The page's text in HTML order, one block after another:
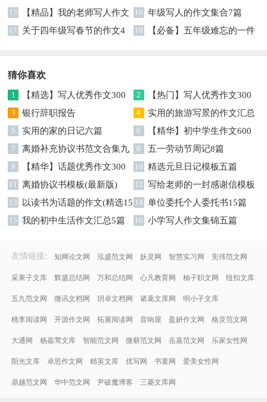
15
【精品】我的老师写人作文
集合5篇
16 年级写人的作文集合7篇
17
关于四年级写春节的作文4
18
【必备】五年级难忘的一件
猜你喜欢
1
【精选】写人优秀作文300
字集锦八篇
2
【热门】写人优秀作文300
字汇总8篇
3 银行辞职报告 4
实用的旅游写景的作文汇总
九篇
5 实用的家的日记六篇 6
【精华】初中学生作文600
字集合十篇
7
离婚补充协议书范文合集九
篇
8 五一劳动节周记8篇
9
【精华】话题优秀作文300
字集合9篇
10 精选元旦日记模板五篇
11 离婚协议书模板(最新版) 12 写给老师的一封感谢信模板
汇编9篇
13
以读书为话题的作文(精选15
篇)
14 单位委托个人委托书15篇
15 我的初中生活作文汇总5篇 16 小学写人作文集锦五篇
友情链接: 知网论文网 泓盛范文网 妖灵网 智慧实习网 宪伟范文网
采果子文库 辉盛总结网 万和总结网 心凡教育网 柚子职文网 纽扣文库
五九范文网 微讯文档网 玥卓文档网 诸葛文库网 明小子文库
桃李阅读网 开源作文网 拓展阅读网 音响屋 盈妍作文网 格灵范文网
大通网 杨嘉莺文库 智能范文网 微蕲范文网 岳嘉范文网 乐家女性网
阳光文库 卓思作文网 精英文库 优写网 书童网 爱美女性网
鼎越范文网 华中范文网 尹破魔博客 三菱文库网